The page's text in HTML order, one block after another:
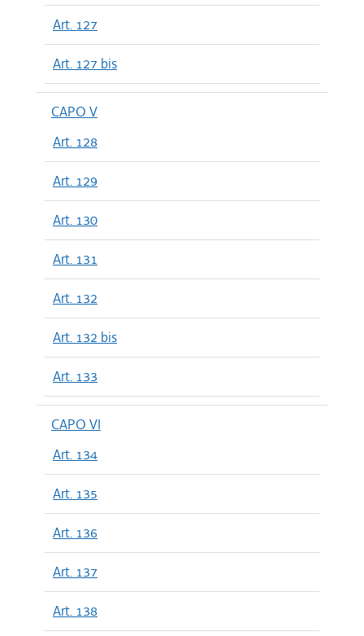
Art. 127
Art. 127 bis
CAPO V
Art. 128
Art. 129
Art. 130
Art. 131
Art. 132
Art. 132 bis
Art. 133
CAPO VI
Art. 134
Art. 135
Art. 136
Art. 137
Art. 138